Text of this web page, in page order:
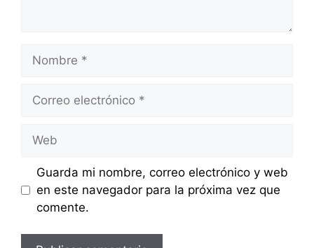
electrónico
Guarda mi nombre, correo electrónico y web
en este navegador para la próxima vez que
comente.